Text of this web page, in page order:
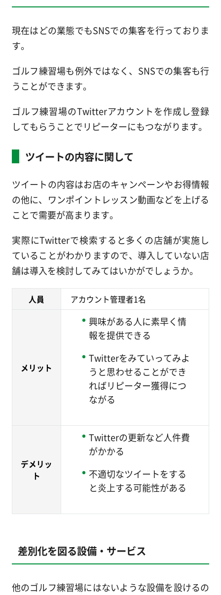
現在はどの業態でもSNSでの集客を行っておりま
す。
ゴルフ練習場も例外ではなく、SNSでの集客も行
うことができます。
ゴルフ練習場のTwitterアカウントを作成し登録
してもらうことでリピーターにもつながります。
ツイートの内容に関して
ツイートの内容はお店のキャンペーンやお得情報
の他に、ワンポイントレッスン動画などを上げる
ことで需要が高まります。
実際にTwitterで検索すると多くの店舗が実施し
ていることがわかりますので、導入していない店
舗は導入を検討してみてはいかがでしょうか。
人員 アカウント管理者1名
メリット
興味がある人に素早く情
報を提供できる
Twitterをみていってみよ
うと思わせることができ
ればリピーター獲得につ
ながる
デメリッ
ト
Twitterの更新など人件費
がかかる
不適切なツイートをする
と炎上する可能性がある
差別化を図る設備・サービス
他のゴルフ練習場にはないような設備を設けるの